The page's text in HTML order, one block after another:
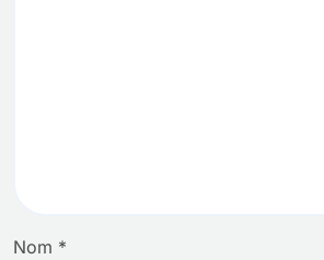
Nom *